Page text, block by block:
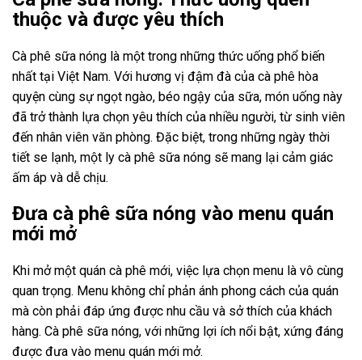
thuộc và được yêu thích
Cà phê sữa nóng là một trong những thức uống phổ biến
nhất tại Việt Nam. Với hương vị đậm đà của cà phê hòa
quyện cùng sự ngọt ngào, béo ngậy của sữa, món uống này
đã trở thành lựa chọn yêu thích của nhiều người, từ sinh viên
đến nhân viên văn phòng. Đặc biệt, trong những ngày thời
tiết se lạnh, một ly cà phê sữa nóng sẽ mang lại cảm giác
ấm áp và dễ chịu.
Đưa cà phê sữa nóng vào menu quán
mới mở
Khi mở một quán cà phê mới, việc lựa chọn menu là vô cùng
quan trọng. Menu không chỉ phản ánh phong cách của quán
mà còn phải đáp ứng được nhu cầu và sở thích của khách
hàng. Cà phê sữa nóng, với những lợi ích nổi bật, xứng đáng
được đưa vào menu quán mới mở.